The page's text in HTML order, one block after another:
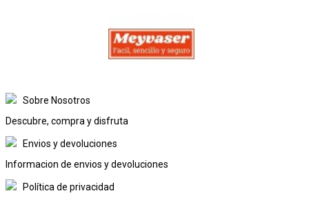
Sobre Nosotros
Descubre, compra y disfruta
Envios y devoluciones
Informacion de envios y devoluciones
Política de privacidad